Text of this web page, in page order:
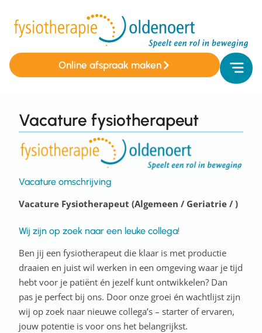
Online afspraak maken
Vacature fysiotherapeut
Vacature omschrijving
Vacature Fysiotherapeut (Algemeen / Geriatrie / )
Wij zijn op zoek naar een leuke collega!
Ben jij een fysiotherapeut die klaar is met productie
draaien en juist wil werken in een omgeving waar je tijd
hebt voor je patiënt én jezelf kunt ontwikkelen? Dan
pas je perfect bij ons. Door onze groei én wachtlijst zijn
wij op zoek naar nieuwe collega’s – starter of ervaren,
jouw potentie is voor ons het belangrijkst.